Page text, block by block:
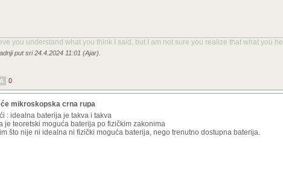
you understand what you think I said, but I am not sure you realize that what you
put sri 24.4.2024 11:01 (Ajar).
0
mikroskopska crna rupa
: idealna baterija je takva i takva
je teoretski moguća baterija po fizičkim zakonima
što nije ni idealna ni fizički moguća baterija, nego trenutno dostupna baterija.